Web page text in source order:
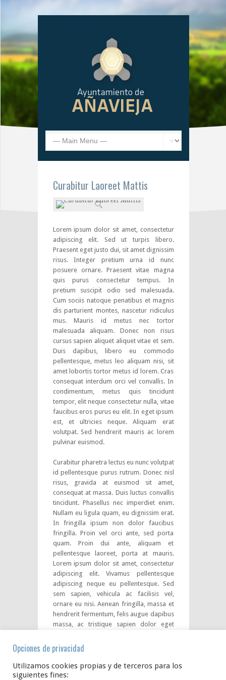
Curabitur Laoreet Mattis
Lorem ipsum dolor sit amet, consectetur
adipiscing elit. Sed ut turpis libero.
Praesent eget justo dui, sit amet dignissim
risus. Integer pretium urna id nunc
posuere ornare. Praesent vitae magna
quis purus consectetur tempus. In
pretium suscipit odio sed malesuada.
Cum sociis natoque penatibus et magnis
dis parturient montes, nascetur ridiculus
mus. Mauris id metus nec tortor
malesuada aliquam. Donec non risus
cursus sapien aliquet aliquet vitae et sem.
Duis dapibus, libero eu commodo
pellentesque, metus leo aliquam nisi, sit
amet lobortis tortor metus id lorem. Cras
consequat interdum orci vel convallis. In
condimentum, metus quis tincidunt
tempor, elit neque consectetur nulla, vitae
faucibus eros purus eu elit. In eget ipsum
est, et ultricies neque. Aliquam erat
volutpat. Sed hendrerit mauris ac lorem
pulvinar euismod.
Curabitur pharetra lectus eu nunc volutpat
id pellentesque purus rutrum. Donec nisl
risus, gravida at euismod sit amet,
consequat at massa. Duis luctus convallis
tincidunt. Phasellus nec imperdiet enim.
Nullam eu ligula quam, eu dignissim erat.
In fringilla ipsum non dolor faucibus
fringilla. Proin vel orci ante, sed porta
quam. Proin dui ante, aliquam et
pellentesque laoreet, porta at mauris.
Lorem ipsum dolor sit amet, consectetur
adipiscing elit. Vivamus pellentesque
adipiscing neque eu pellentesque. Sed
sem sapien, vehicula ac facilisis vel,
ornare eu nisi. Aenean fringilla, massa et
hendrerit fermentum, felis augue dapibus
massa, ac tristique sapien dolor eget
ultricies libero pellentesque nec. Nullam
sagittis consectetur vestibulum. Praesent
iaculis gravida erat vitae varius.
Opciones de privacidad
Utilizamos cookies propias y de terceros para los
siguientes fines: